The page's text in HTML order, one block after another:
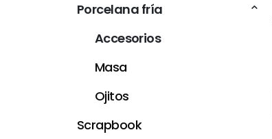
Porcelana fría
Accesorios
Masa
Ojitos
Scrapbook